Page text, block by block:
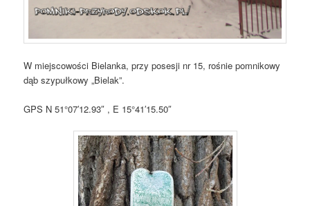
W miejscowości Bielanka, przy posesji nr 15, rośnie pomnikowy
dąb szypułkowy „Bielak”.
GPS N 51°07′12.93″ , E 15°41′15.50″